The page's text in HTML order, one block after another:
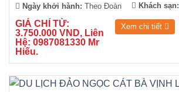
Ngày khởi hành: Theo Đoàn
Khách sạn:
GIÁ CHỈ TỪ:
3.750.000 VND, Liên
Hệ: 0987081330 Mr
Hiếu.
Xem chi tiết